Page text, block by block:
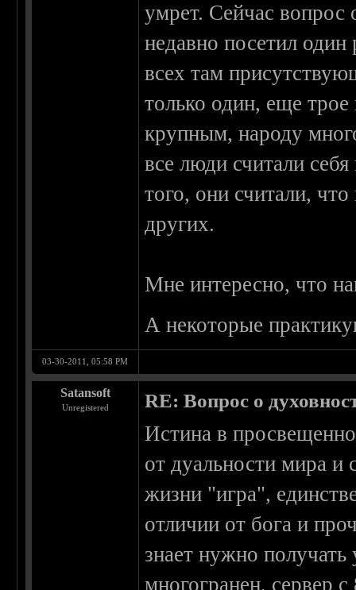
умрет. Сейчас вопрос
недавно посетил
всех там
только один, еще
крупным, народу
все люди считали
того, они считали,
других.
Мне интересно, что
А некоторые
03-30-2011, 05:58 PM
Satansoft
Unregistered RE: Вопрос о
Истина в
от дуальности мира и
жизни "игра",
отличии от бога и
знает нужно получать
многогранен, сервер